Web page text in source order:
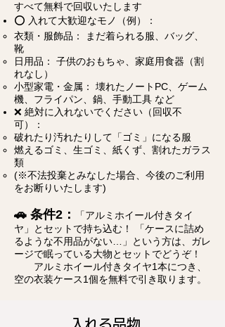
すべて無料で回収いたします
⭕️ 入れて大歓迎なモノ（例）：
衣類・服飾品： まだ着られる服、バッグ、
靴
日用品： 子供のおもちゃ、家庭用食器（割
れなし）
小型家電・金属： 壊れたノートPC、ゲーム
機、フライパン、鍋、手動工具 など
❌ 絶対に入れないでください（回収不
可）：
破れたり汚れたりして「ゴミ」になる服
燃えるゴミ、生ゴミ、紙くず、割れたガラス
類
(※不法投棄とみなした場合、今後のご利用
をお断りいたします)
🚗 条件2：
「アルミホイール付きタイ
ヤ」とセットで持ち込む！ 「ケースに詰め
るような不用品がない…」という方は、ガレ
ージで眠っている大物とセットでどうぞ！
アルミホイール付きタイヤ1本につき、
空の衣装ケース1個を無料で引き取ります。
​入れる品物